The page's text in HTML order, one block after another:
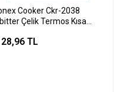
Cooker Ckr-2038
Çelik Termos Kısa
TL